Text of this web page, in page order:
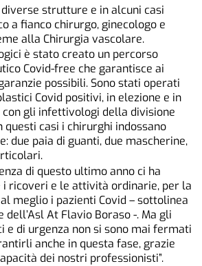
strutture e in alcuni casi
a fianco chirurgo, ginecologo e
alla Chirurgia vascolare.
è stato creato un percorso
Covid-free che garantisce ai
possibili. Sono stati operati
Covid positivi, in elezione e in
con gli infettivologi della divisione
casi i chirurghi indossano
due paia di guanti, due mascherine,
di questo ultimo anno ci ha
ricoveri e le attività ordinarie, per la
meglio i pazienti Covid – sottolinea
At Flavio Boraso -. Ma gli
e di urgenza non si sono mai fermati
anche in questa fase, grazie
dei nostri professionisti”.